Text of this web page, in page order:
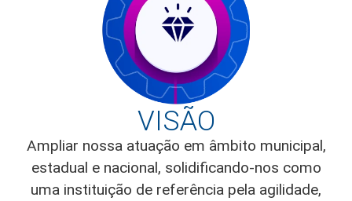
VISÃO
Ampliar nossa atuação em âmbito municipal,
estadual e nacional, solidificando-nos como
uma instituição de referência pela agilidade,